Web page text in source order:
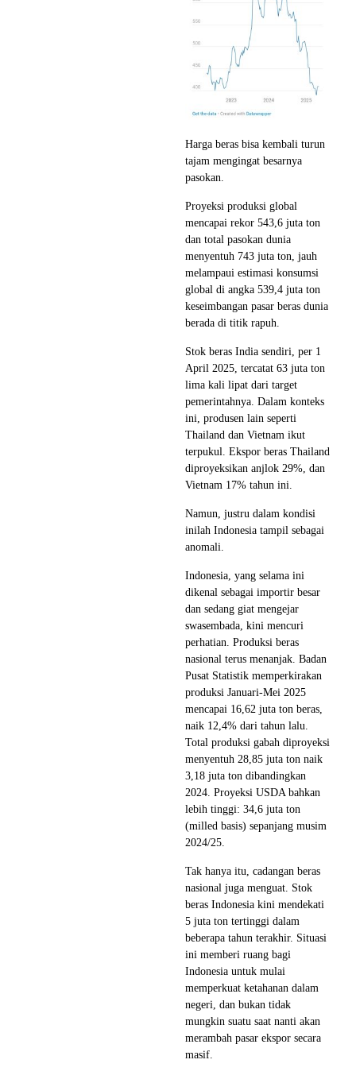
Harga beras bisa kembali turun
tajam mengingat besarnya
pasokan.
Proyeksi produksi global
mencapai rekor 543,6 juta ton
dan total pasokan dunia
menyentuh 743 juta ton, jauh
melampaui estimasi konsumsi
global di angka 539,4 juta ton
keseimbangan pasar beras dunia
berada di titik rapuh.
Stok beras India sendiri, per 1
April 2025, tercatat 63 juta ton
lima kali lipat dari target
pemerintahnya. Dalam konteks
ini, produsen lain seperti
Thailand dan Vietnam ikut
terpukul. Ekspor beras Thailand
diproyeksikan anjlok 29%, dan
Vietnam 17% tahun ini.
Namun, justru dalam kondisi
inilah Indonesia tampil sebagai
anomali.
Indonesia, yang selama ini
dikenal sebagai importir besar
dan sedang giat mengejar
swasembada, kini mencuri
perhatian. Produksi beras
nasional terus menanjak. Badan
Pusat Statistik memperkirakan
produksi Januari-Mei 2025
mencapai 16,62 juta ton beras,
naik 12,4% dari tahun lalu.
Total produksi gabah diproyeksi
menyentuh 28,85 juta ton naik
3,18 juta ton dibandingkan
2024. Proyeksi USDA bahkan
lebih tinggi: 34,6 juta ton
(milled basis) sepanjang musim
2024/25.
Tak hanya itu, cadangan beras
nasional juga menguat. Stok
beras Indonesia kini mendekati
5 juta ton tertinggi dalam
beberapa tahun terakhir. Situasi
ini memberi ruang bagi
Indonesia untuk mulai
memperkuat ketahanan dalam
negeri, dan bukan tidak
mungkin suatu saat nanti akan
merambah pasar ekspor secara
masif.